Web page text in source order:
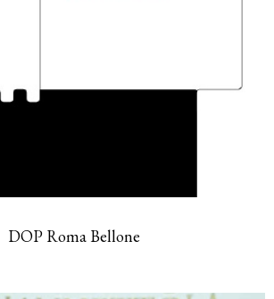
DOP Roma Bellone